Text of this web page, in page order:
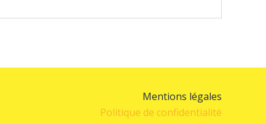
Mentions légales
Politique de confidentialité